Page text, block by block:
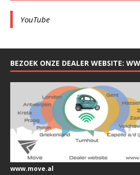
YouTube
BEZOEK ONZE DEALER WEBSITE:
www.move.al